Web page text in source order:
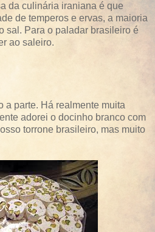
da culinária iraniana é que
de temperos e ervas, a maioria
sal. Para o paladar brasileiro é
ao saleiro.
a parte. Há realmente muita
adorei o docinho branco com
torrone brasileiro, mas muito